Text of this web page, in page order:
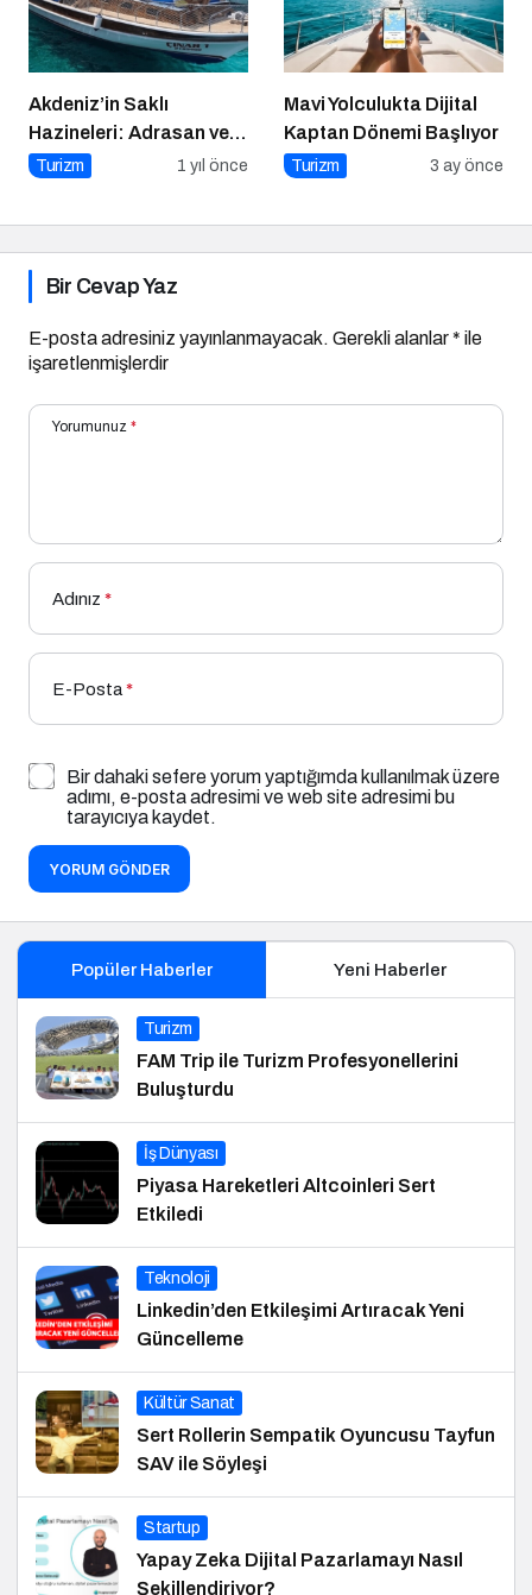
Tek Otel Olarak Öne
Çıktı
Akdeniz’in Saklı
Hazineleri: Adrasan ve
Çevresi
Turizm 1 yıl önce
Mavi Yolculukta Dijital
Kaptan Dönemi Başlıyor
Turizm 3 ay önce
Bir Cevap Yaz
E-posta adresiniz yayınlanmayacak. Gerekli alanlar* ile
işaretlenmişlerdir
Yorumunuz *
Adınız *
E-Posta*
Bir dahaki sefere yorum yaptığımda kullanılmak üzere
adımı, e-posta adresimi ve web site adresimi bu
tarayıcıya kaydet.
YORUM GÖNDER
Popüler Haberler Yeni Haberler
Turizm
FAM Trip ile Turizm Profesyonellerini
Buluşturdu
İş Dünyası
Piyasa Hareketleri Altcoinleri Sert
Etkiledi
Teknoloji
Linkedin’den Etkileşimi Artıracak Yeni
Güncelleme
Kültür Sanat
Sert Rollerin Sempatik Oyuncusu Tayfun
SAV ile Söyleşi
Startup
Yapay Zeka Dijital Pazarlamayı Nasıl
Şekillendiriyor?